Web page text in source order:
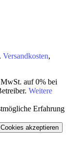
Versandkosten,
auf 0% bei
Weitere
Erfahrung
akzeptieren